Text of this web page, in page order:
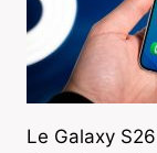
Le Galaxy